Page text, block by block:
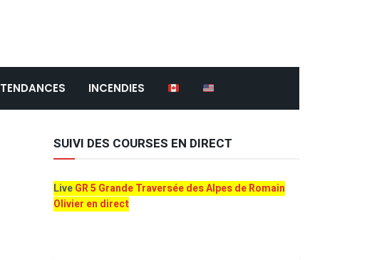
TENDANCES INCENDIES
SUIVI DES COURSES EN DIRECT
LiveGR 5 Grande Traversée des Alpes de Romain
Olivier en direct